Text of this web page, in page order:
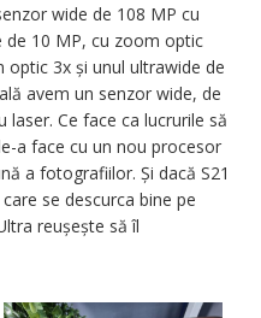
wide de 108 MP cu
de 10 MP, cu zoom optic
optic 3x și unul ultrawide de
avem un senzor wide, de
Ce face ca lucrurile să
a face cu un nou procesor
a fotografiilor. Și dacă S21
se descurca bine pe
reușește să îl